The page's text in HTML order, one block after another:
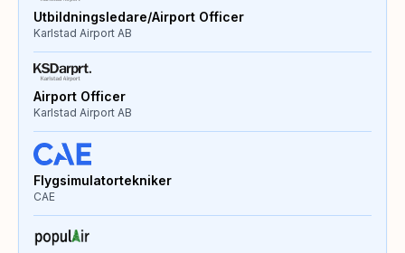
Utbildningsledare/Airport Officer
Karlstad Airport AB
Airport Officer
Karlstad Airport AB
Flygsimulatortekniker
CAE